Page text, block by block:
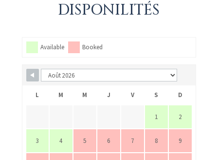
DISPONILITÉS
Available Booked
L M M J V S D
1 2
3 4 5 6 7 8 9